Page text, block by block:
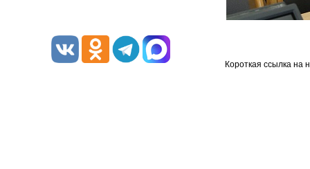
Короткая ссылка на